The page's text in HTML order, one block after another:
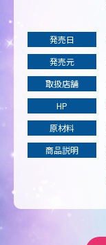
発売日
発売元
取扱店舗
HP
原材料
商品説明